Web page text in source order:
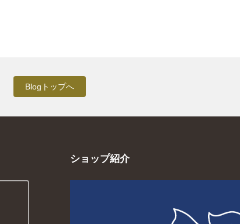
Blogトップへ
ショップ紹介